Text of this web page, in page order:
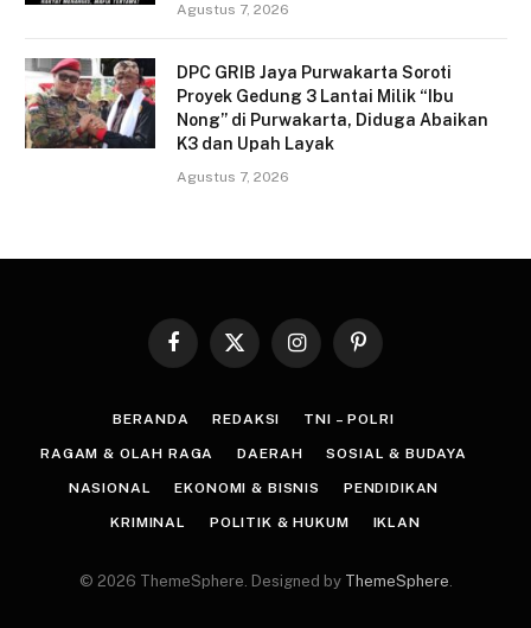
Agustus 7, 2026
DPC GRIB Jaya Purwakarta Soroti
Proyek Gedung 3 Lantai Milik “Ibu
Nong” di Purwakarta, Diduga Abaikan
K3 dan Upah Layak
Agustus 7, 2026
Facebook
X
InstagramPinterest
BERANDA REDAKSI TNI – POLRI
RAGAM & OLAH RAGA DAERAH SOSIAL & BUDAYA
NASIONAL EKONOMI & BISNIS PENDIDIKAN
KRIMINAL POLITIK & HUKUM IKLAN
© 2026 ThemeSphere. Designed by ThemeSphere.